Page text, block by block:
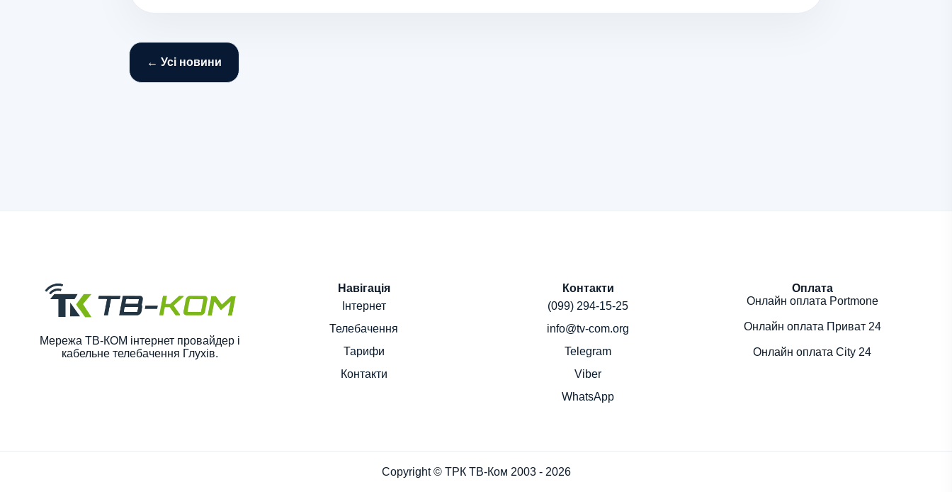
← Усі новини
Мережа ТВ-КОМ інтернет провайдер і
кабельне телебачення Глухів.
Навігація
Інтернет
Телебачення
Тарифи
Контакти
Контакти
(099) 294-15-25
info@tv-com.org
Telegram
Viber
WhatsApp
Оплата
Онлайн оплата Portmone
Онлайн оплата Приват 24
Онлайн оплата City 24
Copyright © ТРК ТВ-Ком 2003 - 2026